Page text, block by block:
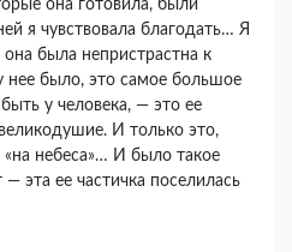
она готовила, были
я чувствовала благодать… Я
была непристрастна к
нее было, это самое большое
у человека, — это ее
И только это,
небеса»… И было такое
эта ее частичка поселилась